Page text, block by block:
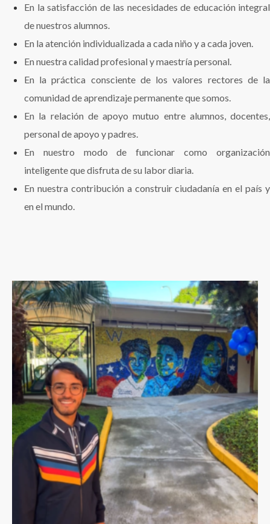
En la satisfacción de las necesidades de educación integral
de nuestros alumnos.
En la atención individualizada a cada niño y a cada joven.
En nuestra calidad profesional y maestría personal.
En la práctica consciente de los valores rectores de la
comunidad de aprendizaje permanente que somos.
En la relación de apoyo mutuo entre alumnos, docentes,
personal de apoyo y padres.
En nuestro modo de funcionar como organización
inteligente que disfruta de su labor diaria.
En nuestra contribución a construir ciudadanía en el país y
en el mundo.